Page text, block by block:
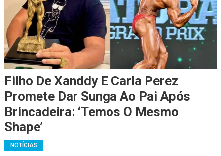
Filho De Xanddy E Carla Perez
Promete Dar Sunga Ao Pai Após
Brincadeira: ‘Temos O Mesmo
Shape’
NOTÍCIAS